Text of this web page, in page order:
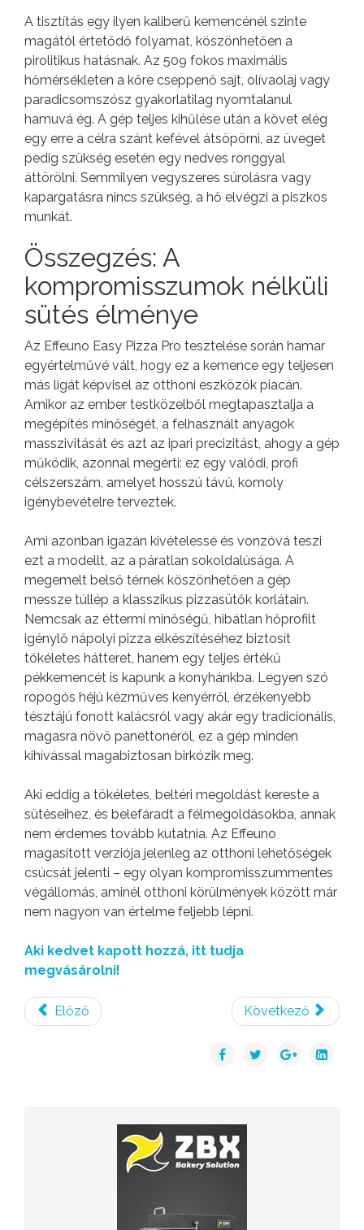
A tisztítás egy ilyen kaliberű kemencénél szinte
magától értetődő folyamat, köszönhetően a
pirolitikus hatásnak. Az 509 fokos maximális
hőmérsékleten a kőre cseppenő sajt, olívaolaj vagy
paradicsomszósz gyakorlatilag nyomtalanul
hamuvá ég. A gép teljes kihűlése után a követ elég
egy erre a célra szánt kefével átsöpörni, az üveget
pedig szükség esetén egy nedves ronggyal
áttörölni. Semmilyen vegyszeres súrolásra vagy
kapargatásra nincs szükség, a hő elvégzi a piszkos
munkát.
Összegzés: A
kompromisszumok nélküli
sütés élménye
Az Effeuno Easy Pizza Pro tesztelése során hamar
egyértelművé vált, hogy ez a kemence egy teljesen
más ligát képvisel az otthoni eszközök piacán.
Amikor az ember testközelből megtapasztalja a
megépítés minőségét, a felhasznált anyagok
masszivitását és azt az ipari precizitást, ahogy a gép
működik, azonnal megérti: ez egy valódi, profi
célszerszám, amelyet hosszú távú, komoly
igénybevételre terveztek.
Ami azonban igazán kivételessé és vonzóvá teszi
ezt a modellt, az a páratlan sokoldalúsága. A
megemelt belső térnek köszönhetően a gép
messze túllép a klasszikus pizzasütők korlátain.
Nemcsak az éttermi minőségű, hibátlan hőprofilt
igénylő nápolyi pizza elkészítéséhez biztosít
tökéletes hátteret, hanem egy teljes értékű
pékkemencét is kapunk a konyhánkba. Legyen szó
ropogós héjú kézműves kenyérről, érzékenyebb
tésztájú fonott kalácsról vagy akár egy tradicionális,
magasra növő panettonéról, ez a gép minden
kihívással magabiztosan birkózik meg.
Aki eddig a tökéletes, beltéri megoldást kereste a
sütéseihez, és belefáradt a félmegoldásokba, annak
nem érdemes tovább kutatnia. Az Effeuno
magasított verziója jelenleg az otthoni lehetőségek
csúcsát jelenti – egy olyan kompromisszummentes
végállomás, aminél otthoni körülmények között már
nem nagyon van értelme feljebb lépni.
Aki kedvet kapott hozzá, itt tudja
megvásárolni!
Előző Következő